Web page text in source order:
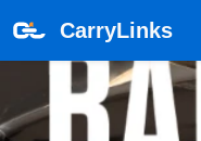
CarryLinks